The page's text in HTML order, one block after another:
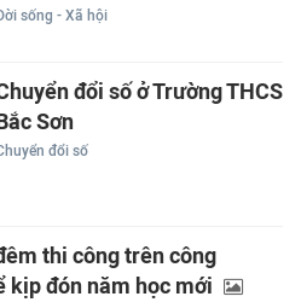
sống - Xã hội
đổi số ở Trường THCS
Sơn
đổi số
thi công trên công
kịp đón năm học mới